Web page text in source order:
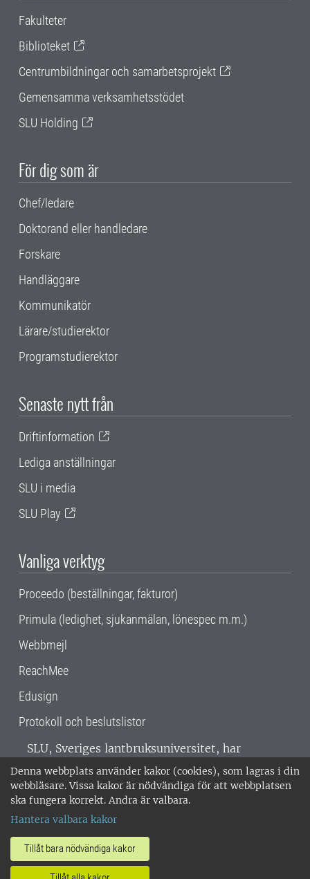
Denna webbplats använder kakor (cookies), som lagras i din
webbläsare. Vissa kakor är nödvändiga för att webbplatsen
ska fungera korrekt. Andra är valbara.
Hantera valbara kakor
Tillåt bara nödvändiga kakor
Fakulteter
Biblioteket
Centrumbildningar och samarbetsprojekt
Gemensamma verksamhetsstödet
SLU Holding
För dig som är
Chef/ledare
Doktorand eller handledare
Forskare
Handläggare
Kommunikatör
Lärare/studierektor
Programstudierektor
Senaste nytt från
Driftinformation
Lediga anställningar
SLU i media
SLU Play
Vanliga verktyg
Proceedo (beställningar, fakturor)
Primula (ledighet, sjukanmälan, lönespec m.m.)
Webbmejl
ReachMee
Edusign
Protokoll och beslutslistor
SLU, Sveriges lantbruksuniversitet, har
verksamhet över hela Sverige. Huvudorter är
Alnarp, Uppsala och Umeå.SLU är
miljöcertifierat enligt ISO 14001. •
018-67 10 00 • Org nr: 202100-2817 •
Om SLU:s webbplatser
•Hantera kakor•Behandling av